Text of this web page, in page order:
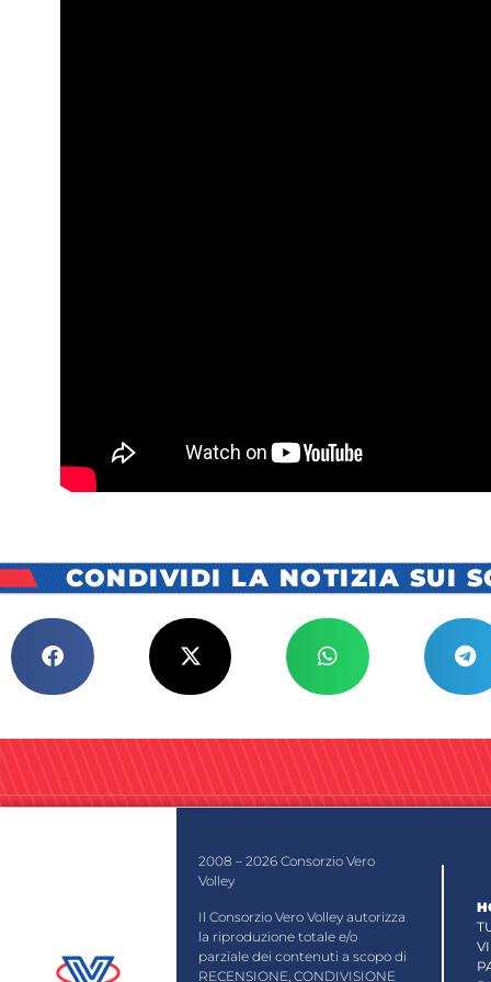
CONDIVIDI LA NOTIZIA SUI
2008 – 2026 Consorzio Vero
Volley
Il Consorzio Vero Volley autorizza
la riproduzione totale e/o
parziale dei contenuti a scopo di
RECENSIONE, CONDIVISIONE